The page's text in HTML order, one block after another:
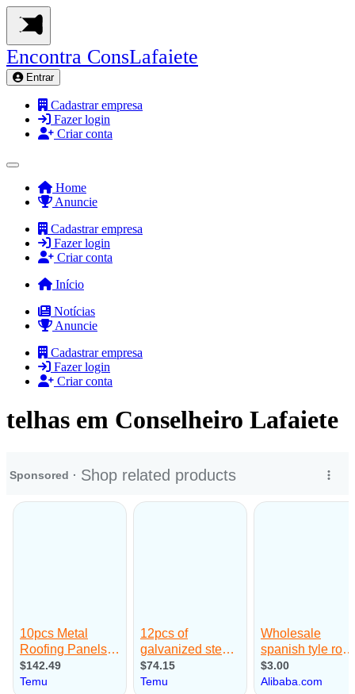
Encontra ConsLafaiete
Entrar
Cadastrar empresa
Fazer login
Criar conta
Home
Anuncie
Cadastrar empresa
Fazer login
Criar conta
Início
Notícias
Anuncie
Cadastrar empresa
Fazer login
Criar conta
telhas em Conselheiro Lafaiete